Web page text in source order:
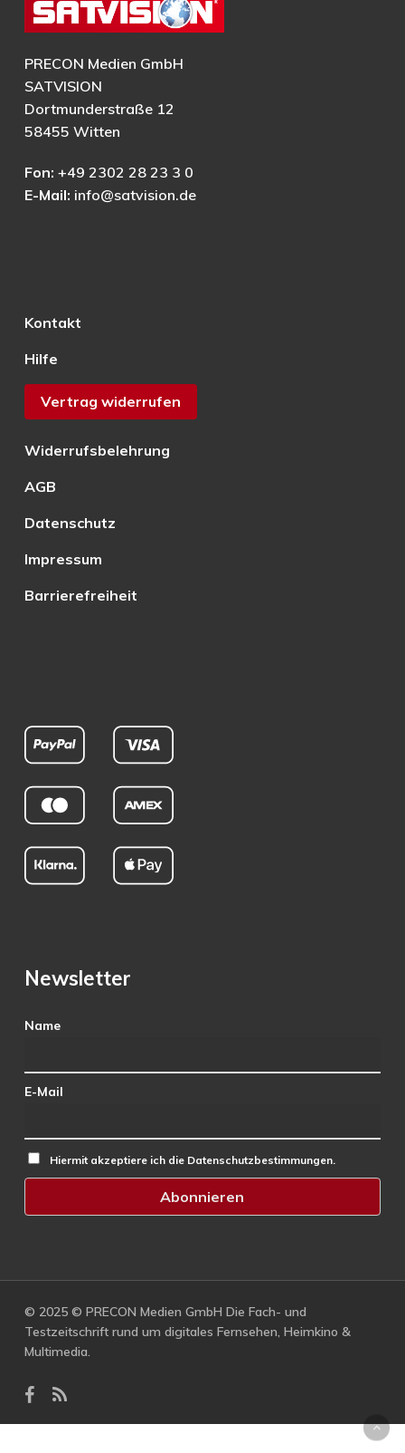
PRECON Medien GmbH
SATVISION
Dortmunderstraße 12
58455 Witten
Fon: +49 2302 28 23 3 0
E-Mail: info@satvision.de
Kontakt
Hilfe
Vertrag widerrufen
Widerrufsbelehrung
AGB
Datenschutz
Impressum
Barrierefreiheit
Newsletter
Name
E-Mail
Hiermit akzeptiere ich die Datenschutzbestimmungen.
© 2025 © PRECON Medien GmbH Die Fach- und
Testzeitschrift rund um digitales Fernsehen, Heimkino &
Multimedia.
facebook
RSS